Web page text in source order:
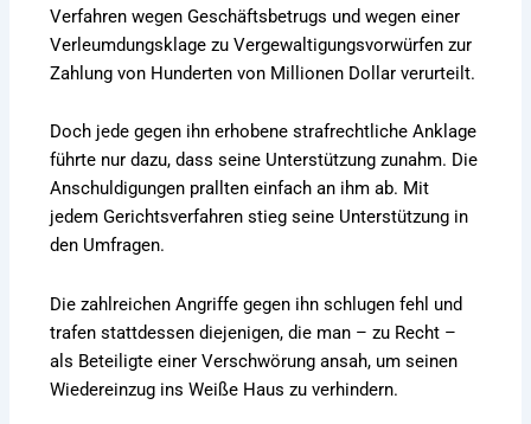
Verfahren wegen Geschäftsbetrugs und wegen einer
Verleumdungsklage zu Vergewaltigungsvorwürfen zur
Zahlung von Hunderten von Millionen Dollar verurteilt.
Doch jede gegen ihn erhobene strafrechtliche Anklage
führte nur dazu, dass seine Unterstützung zunahm. Die
Anschuldigungen prallten einfach an ihm ab. Mit
jedem Gerichtsverfahren stieg seine Unterstützung in
den Umfragen.
Die zahlreichen Angriffe gegen ihn schlugen fehl und
trafen stattdessen diejenigen, die man – zu Recht –
als Beteiligte einer Verschwörung ansah, um seinen
Wiedereinzug ins Weiße Haus zu verhindern.